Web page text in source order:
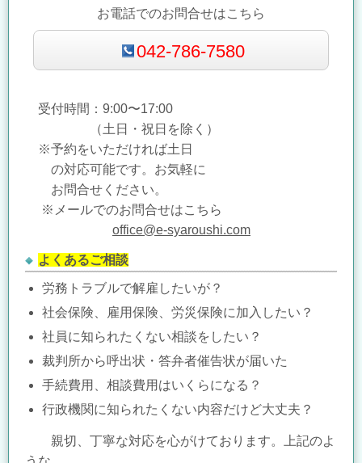
お電話でのお問合せはこちら
042-786-7580
受付時間：9:00〜17:00
（土日・祝日を除く）
※予約をいただければ土日
の対応可能です。 お気軽に
お問合せください。
※メールでのお問合せはこちら
office@e-syaroushi.com
よくあるご相談
労務トラブルで解雇したいが？
社会保険、雇用保険、労災保険に加入したい？
社員に知られたくない相談をしたい？
裁判所から呼出状・答弁者催告状が届いた
手続費用、相談費用はいくらになる？
行政機関に知られたくない内容だけど大丈夫？
親切、丁寧な対応を心がけております。上記のよ